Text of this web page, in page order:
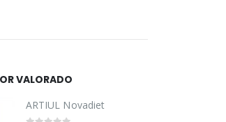
VALORADO
ARTIUL Novadiet